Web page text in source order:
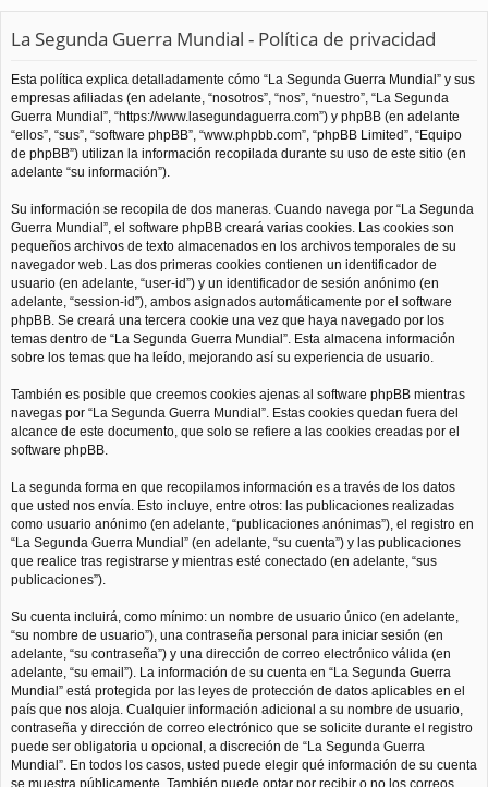
La Segunda Guerra Mundial - Política de privacidad
Esta política explica detalladamente cómo “La Segunda Guerra Mundial” y sus
empresas afiliadas (en adelante, “nosotros”, “nos”, “nuestro”, “La Segunda
Guerra Mundial”, “https://www.lasegundaguerra.com”) y phpBB (en adelante
“ellos”, “sus”, “software phpBB”, “www.phpbb.com”, “phpBB Limited”, “Equipo
de phpBB”) utilizan la información recopilada durante su uso de este sitio (en
adelante “su información”).
Su información se recopila de dos maneras. Cuando navega por “La Segunda
Guerra Mundial”, el software phpBB creará varias cookies. Las cookies son
pequeños archivos de texto almacenados en los archivos temporales de su
navegador web. Las dos primeras cookies contienen un identificador de
usuario (en adelante, “user-id”) y un identificador de sesión anónimo (en
adelante, “session-id”), ambos asignados automáticamente por el software
phpBB. Se creará una tercera cookie una vez que haya navegado por los
temas dentro de “La Segunda Guerra Mundial”. Esta almacena información
sobre los temas que ha leído, mejorando así su experiencia de usuario.
También es posible que creemos cookies ajenas al software phpBB mientras
navegas por “La Segunda Guerra Mundial”. Estas cookies quedan fuera del
alcance de este documento, que solo se refiere a las cookies creadas por el
software phpBB.
La segunda forma en que recopilamos información es a través de los datos
que usted nos envía. Esto incluye, entre otros: las publicaciones realizadas
como usuario anónimo (en adelante, “publicaciones anónimas”), el registro en
“La Segunda Guerra Mundial” (en adelante, “su cuenta”) y las publicaciones
que realice tras registrarse y mientras esté conectado (en adelante, “sus
publicaciones”).
Su cuenta incluirá, como mínimo: un nombre de usuario único (en adelante,
“su nombre de usuario”), una contraseña personal para iniciar sesión (en
adelante, “su contraseña”) y una dirección de correo electrónico válida (en
adelante, “su email”). La información de su cuenta en “La Segunda Guerra
Mundial” está protegida por las leyes de protección de datos aplicables en el
país que nos aloja. Cualquier información adicional a su nombre de usuario,
contraseña y dirección de correo electrónico que se solicite durante el registro
puede ser obligatoria u opcional, a discreción de “La Segunda Guerra
Mundial”. En todos los casos, usted puede elegir qué información de su cuenta
se muestra públicamente. También puede optar por recibir o no los correos